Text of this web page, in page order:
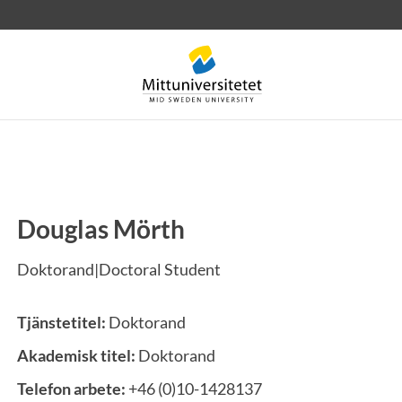
Personal Lediga jobb
Douglas Mörth
Doktorand|Doctoral Student
Tjänstetitel: Doktorand
Akademisk titel: Doktorand
Telefon arbete: +46 (0)10-1428137